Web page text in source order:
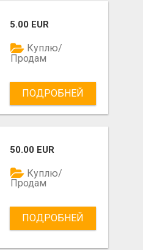
5.00 EUR
Куплю/
Продам
ПОДРОБНЕЙ
50.00 EUR
Куплю/
Продам
ПОДРОБНЕЙ